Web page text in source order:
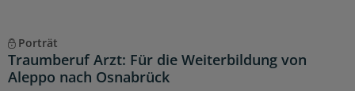
Porträt
Traumberuf Arzt: Für die Weiterbildung von
Aleppo nach Osnabrück